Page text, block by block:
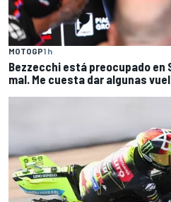
MOTOGP1 h
Bezzecchi está preocupado
mal. Me cuesta dar algunas